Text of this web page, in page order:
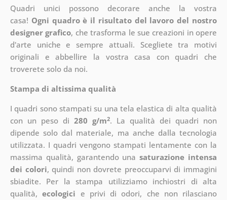
Quadri unici possono decorare anche la vostra
casa! Ogni quadro è il risultato del lavoro del nostro
designer grafico, chetrasforma le sue creazioni in opere
d'arte uniche e sempre attuali. Scegliete tra motivi
originali e abbellire la vostra casa con quadri che
troverete solo da noi.
Stampa di altissima qualità
I quadri sono stampati su una tela elastica di alta qualità
con un peso di 280 g/m2. La qualità dei quadri non
dipende solo dal materiale, ma anche dalla tecnologia
utilizzata. I quadri vengono stampati lentamente con la
massima qualità, garantendo unasaturazione intensa
dei colori, quindi non dovrete preoccuparvi di immagini
sbiadite. Per la stampa utilizziamo inchiostri di alta
qualità,ecologici e privi di odori, che non rilasciano